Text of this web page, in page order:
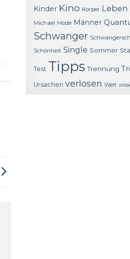
Kinder Kino Körper Leben
Michael Mode Männer
Schwanger
Schönheit Single Sommer
Test Tipps Trennung
Ursachen verlosen Welt